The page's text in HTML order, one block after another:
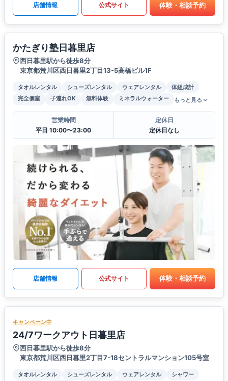
店舗情報 公式サイト 体験・相談予約
かたぎり塾日暮里店
西日暮里駅から徒歩8分
東京都荒川区西日暮里2丁目13-5高橋ビル1F
タオルレンタル シューズレンタル ウェアレンタル
体組成計
完全個室
子連れOK 無料体験 ミネラルウォーター もっと見る
営業時間
平日 10:00〜23:00
定休日
定休日なし
店舗情報 公式サイト 体験・相談予約
キャンペーン中
24/7ワークアウト日暮里店
西日暮里駅から徒歩8分
東京都荒川区西日暮里2丁目7-18セントラルマンション105号室
タオルレンタル シューズレンタル ウェアレンタル
シャワー